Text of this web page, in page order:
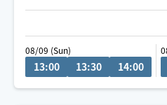
冷やかしチャットが多い為
ご質問等は1度ご予約リクエ
いします🙏
⚠️予約はご希望日の当日13時
08/09 (Sun)
13:00 13:30 14:00